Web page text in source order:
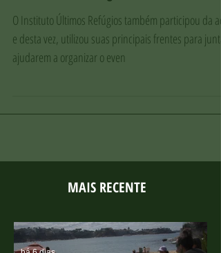
Dia Mundial da Limpeza: cerca de
sacos de resíduos são coletados na
Baía das Tartarugas
e desta vez, utilizou suas principais frentes para juntas